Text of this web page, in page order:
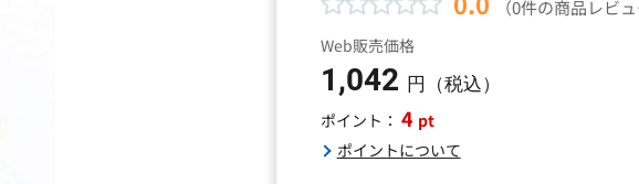
（0件の商品レビュ
Web販売価格
1,042 円（税込）
ポイント： 4 pt
ポイントについて